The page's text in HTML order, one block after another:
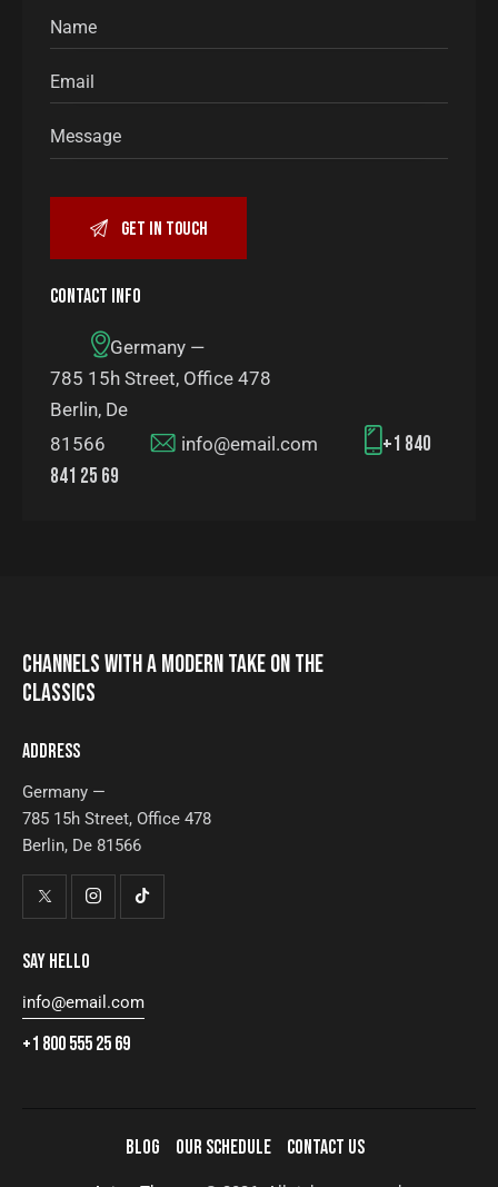
CONTACT INFO
Germany —
785 15h Street, Office 478
Berlin, De
81566
info@email.com
+1 840
841 25 69
CHANNELS WITH A MODERN TAKE ON THE
CLASSICS
ADDRESS
Germany —
785 15h Street, Office 478
Berlin, De 81566
SAY HELLO
info@email.com
+1 800 555 25 69
BLOG OUR SCHEDULE CONTACT US